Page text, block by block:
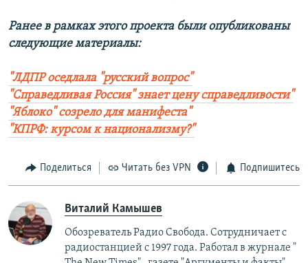
Ранее в рамках этого проекта были опубликованы
следующие материалы:
"ЛДПР оседлала "русский вопрос"
"Справедливая Россия" знает цену справедливости"
"Яблоко" созрело для манифеста"
"КПРФ: курсом к национализму?"
Поделиться Читать без VPN Подпишитесь
Виталий Камышев
Обозреватель Радио Свобода. Сотрудничает с
радиостанцией с 1997 года. Работал в журнале "